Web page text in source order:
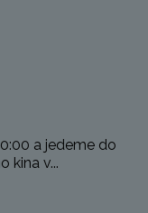
a jedeme do
kina v...